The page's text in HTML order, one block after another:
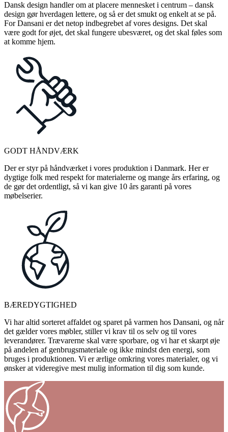
Dansk design handler om at placere mennesket i centrum – dansk
design gør hverdagen lettere, og så er det smukt og enkelt at se på.
For Dansani er det netop indbegrebet af vores designs. Det skal
være godt for øjet, det skal fungere ubesværet, og det skal føles som
at komme hjem.
GODT HÅNDVÆRK
Der er styr på håndværket i vores produktion i Danmark. Her er
dygtige folk med respekt for materialerne og mange års erfaring, og
de gør det ordentligt, så vi kan give 10 års garanti på vores
møbelserier.
BÆREDYGTIGHED
Vi har altid sorteret affaldet og sparet på varmen hos Dansani, og når
det gælder vores møbler, stiller vi krav til os selv og til vores
leverandører. Trævarerne skal være sporbare, og vi har et skarpt øje
på andelen af genbrugsmateriale og ikke mindst den energi, som
bruges i produktionen. Vi er ærlige omkring vores materialer, og vi
ønsker at videregive mest mulig information til dig som kunde.